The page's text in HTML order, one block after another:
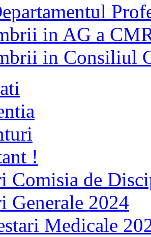
in AG a
in Consiliul
!
Comisia de
Generale 2024
Medicale